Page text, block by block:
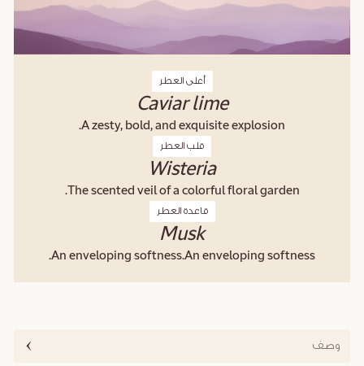
أعلى العطر
Caviar lime
A zesty, bold, and exquisite explosion.
قلب العطر
Wisteria
The scented veil of a colorful floral garden.
قاعدة العطر
Musk
An enveloping softness.An enveloping softness.
وصف